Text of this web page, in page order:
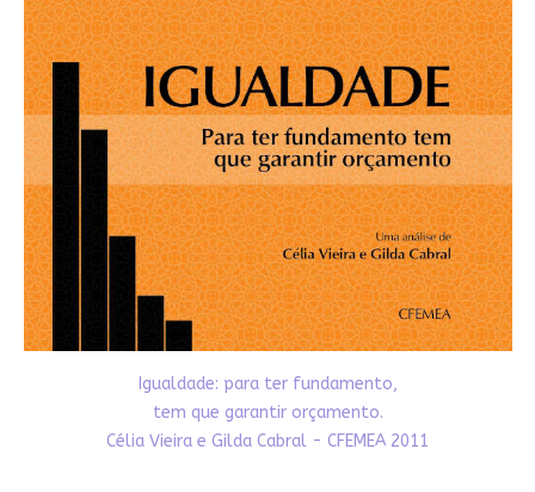
Igualdade: para ter fundamento,
tem que garantir orçamento.
Célia Vieira e Gilda Cabral - CFEMEA 2011